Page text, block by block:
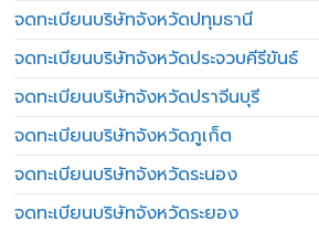
จดทะเบียนบริษัทจังหวัดปทุมธานี
จดทะเบียนบริษัทจังหวัดประจวบคีรีขันธ์
จดทะเบียนบริษัทจังหวัดปราจีนบุรี
จดทะเบียนบริษัทจังหวัดภูเก็ต
จดทะเบียนบริษัทจังหวัดระนอง
จดทะเบียนบริษัทจังหวัดระยอง